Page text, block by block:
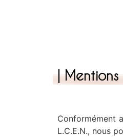
|
Conformément
L.C.E.N., nous